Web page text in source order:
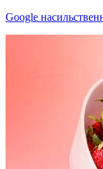
Google